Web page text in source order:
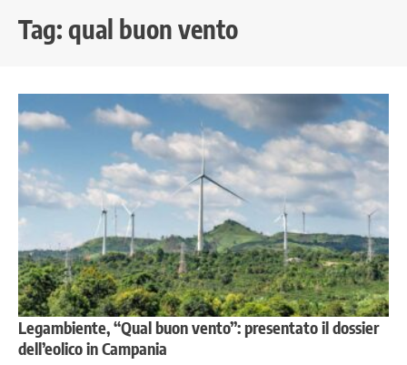
Tag: qual buon vento
Legambiente, “Qual buon vento”: presentato il dossier
dell’eolico in Campania